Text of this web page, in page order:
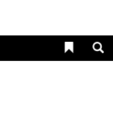
Liens